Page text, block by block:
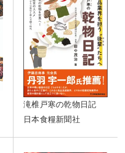
滝椎戸寒の乾物日記
日本食糧新聞社